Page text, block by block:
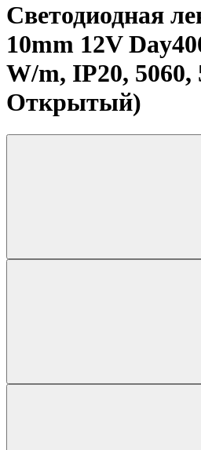
Светодиодная
10mm 12V
W/m, IP20,
Открытый)